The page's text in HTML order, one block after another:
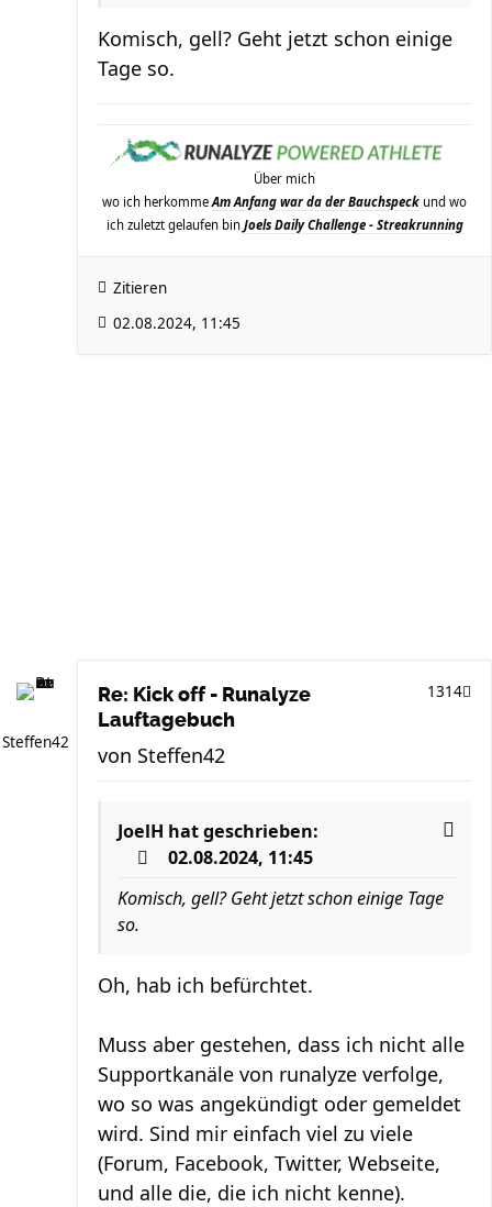
Komisch, gell? Geht jetzt schon einige
Tage so.
Über mich
wo ich herkomme Am Anfang war da der Bauchspeck und wo
ich zuletzt gelaufen bin Joels Daily Challenge - Streakrunning
Zitieren
02.08.2024, 11:45
Steffen42
Re: Kick off - Runalyze
Lauftagebuch
1314
von Steffen42
JoelH hat geschrieben:
02.08.2024, 11:45
Komisch, gell? Geht jetzt schon einige Tage
so.
Oh, hab ich befürchtet.
Muss aber gestehen, dass ich nicht alle
Supportkanäle von runalyze verfolge,
wo so was angekündigt oder gemeldet
wird. Sind mir einfach viel zu viele
(Forum, Facebook, Twitter, Webseite,
und alle die, die ich nicht kenne).